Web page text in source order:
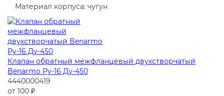
Материал корпуса: чугун
Клапан обратный межфланцевый двухстворчатый
Benarmo Ру-16 Ду-450
4440000419
от 100 ₽